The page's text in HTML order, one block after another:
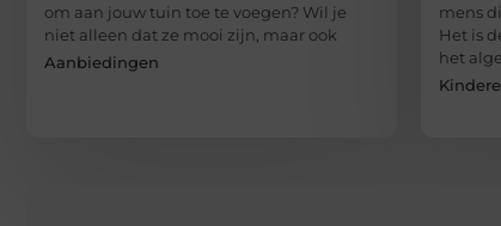
om aan jouw tuin toe te voegen? Wil je
niet alleen dat ze mooi zijn, maar ook
Aanbiedingen
mens
Het is
het